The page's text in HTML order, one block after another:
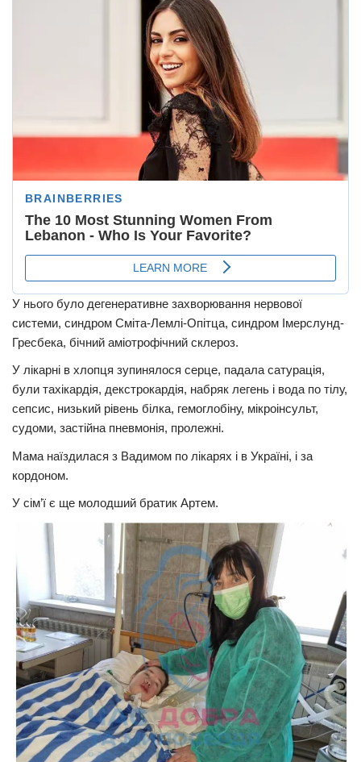
У нього було дегенеративне захворювання нервової
системи, синдром Сміта-Лемлі-Опітца, синдром Імерслунд-
Гресбека, бічний аміотрофічний склероз.
У лікарні в хлопця зупинялося серце, падала сатурація,
були тахікардія, декстрокардія, набряк легень і вода по тілу,
сепсис, низький рівень білка, гемоглобіну, мікроінсульт,
судоми, застійна пневмонія, пролежні.
Мама наїздилася з Вадимом по лікарях і в Україні, і за
кордоном.
У сім’ї є ще молодший братик Артем.